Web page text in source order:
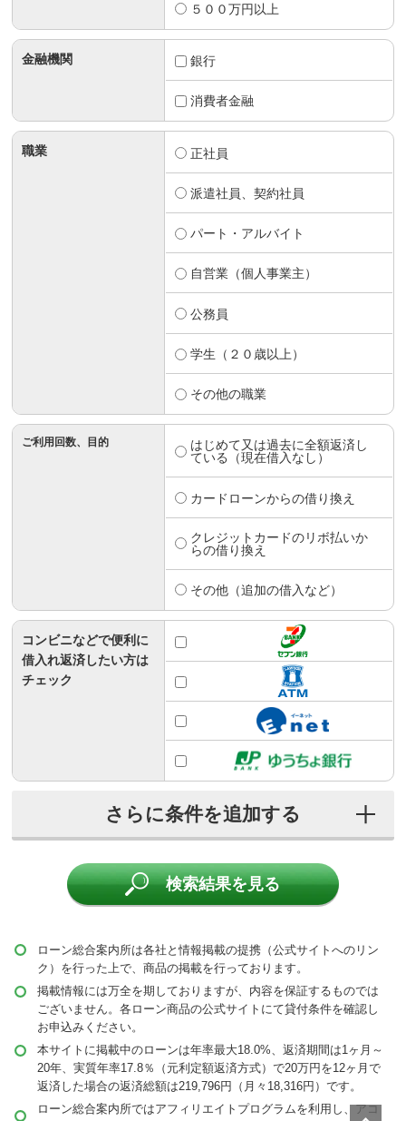
５００万円以上
金融機関 銀行
消費者金融
職業 正社員
派遣社員、契約社員
パート・アルバイト
自営業（個人事業主）
公務員
学生（２０歳以上）
その他の職業
ご利用回数、目的
はじめて又は過去に全額返済し
ている（現在借入なし）
カードローンからの借り換え
クレジットカードのリボ払いか
らの借り換え
その他（追加の借入など）
コンビニなどで便利に
借入れ返済したい方は
チェック
当サイトおすすめ
来店不要
担保不要
検索結果を見る
ローン総合案内所は各社と情報掲載の提携（公式サイトへのリン
ク）を行った上で、商品の掲載を行っております。
掲載情報には万全を期しておりますが、内容を保証するものでは
ございません。各ローン商品の公式サイトにて貸付条件を確認し
お申込みください。
本サイトに掲載中のローンは年率最大18.0%、返済期間は1ヶ月～
20年、実質年率17.8％（元利定額返済方式）で20万円を12ヶ月で
返済した場合の返済総額は219,796円（月々18,316円）です。
ローン総合案内所ではアフィリエイトプログラムを利用し、アコ